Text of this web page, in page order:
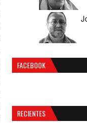
FACEBOOK
RECIENTES